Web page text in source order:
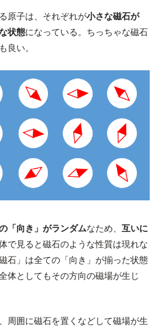
原子は、それぞれが小さな磁石が
状態になっている。ちっちゃな磁石
良い。
「向き」がランダムなため、 互いに
で見ると磁石のような性質は現れな
石」は全ての「向き」が揃った状態
体としてもその方向の磁場が生じ
周囲に磁石を置くなどして磁場が生